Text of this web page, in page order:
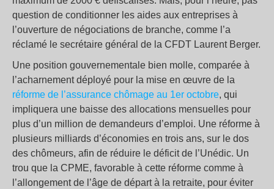
question de conditionner les aides aux entreprises à
l’ouverture de négociations de branche, comme l’a
réclamé le secrétaire général de la CFDT Laurent Berger.
Une position gouvernementale bien molle, comparée à
l’acharnement déployé pour la mise en œuvre de la
réforme de l’assurance chômage au 1er octobre, qui
impliquera une baisse des allocations mensuelles pour
plus d’un million de demandeurs d’emploi. Une réforme à
plusieurs milliards d’économies en trois ans, sur le dos
des chômeurs, afin de réduire le déficit de l’Unédic. Un
trou que la CPME, favorable à cette réforme comme à
l’allongement de l’âge de départ à la retraite, pour éviter